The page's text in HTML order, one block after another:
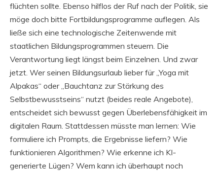
flüchten sollte. Ebenso hilflos der Ruf nach der Politik, sie
möge doch bitte Fortbildungsprogramme auflegen. Als
ließe sich eine technologische Zeitenwende mit
staatlichen Bildungsprogrammen steuern. Die
Verantwortung liegt längst beim Einzelnen. Und zwar
jetzt. Wer seinen Bildungsurlaub lieber für „Yoga mit
Alpakas“ oder „Bauchtanz zur Stärkung des
Selbstbewusstseins“ nutzt (beides reale Angebote),
entscheidet sich bewusst gegen Überlebensfähigkeit im
digitalen Raum. Stattdessen müsste man lernen: Wie
formuliere ich Prompts, die Ergebnisse liefern? Wie
funktionieren Algorithmen? Wie erkenne ich KI-
generierte Lügen? Wem kann ich überhaupt noch